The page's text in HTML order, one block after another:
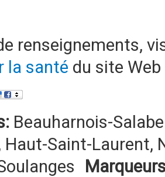
renseignements,
la santé du site
Beauharnois-
Haut-Saint-Laurent,